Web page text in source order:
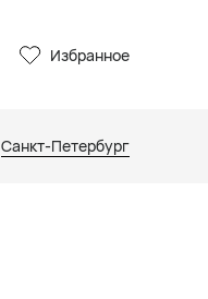
Избранное
Санкт-Петербург